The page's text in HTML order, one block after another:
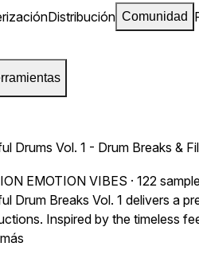
Distribución Comunidad
Drums Vol. 1 - Drum Breaks &
EMOTION VIBES · 122
Drum Breaks Vol. 1 delivers a
Inspired by the timeless
drums often miss.